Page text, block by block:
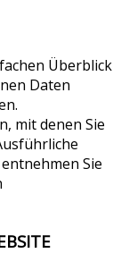
Überblick
Daten
mit denen Sie
Sie